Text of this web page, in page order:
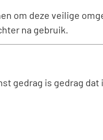
om deze veilige
na gebruik.
gedrag is gedrag